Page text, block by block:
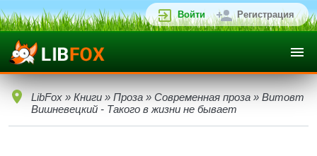
Войти Регистрация
LibFox » Книги » Проза » Современная проза » Витовт
Вишневецкий - Такого в жизни не бывает